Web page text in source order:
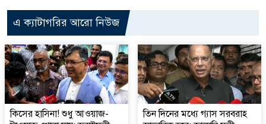
এ ক্যাটাগরির আরো নিউজ
কিসের হাসিনা! শুধু আওয়াজ-
তিন দিনের মধ্যে গ্যাস সরবরাহ